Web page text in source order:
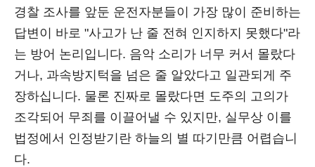
경찰 조사를 앞둔 운전자분들이 가장 많이 준비하는
답변이 바로 "사고가 난 줄 전혀 인지하지 못했다"라
는 방어 논리입니다. 음악 소리가 너무 커서 몰랐다
거나, 과속방지턱을 넘은 줄 알았다고 일관되게 주
장하십니다. 물론 진짜로 몰랐다면 도주의 고의가
조각되어 무죄를 이끌어낼 수 있지만, 실무상 이를
법정에서 인정받기란 하늘의 별 따기만큼 어렵습니
다.